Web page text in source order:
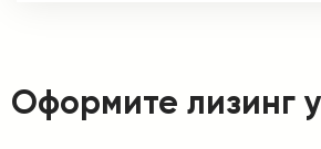
Оформите лизинг